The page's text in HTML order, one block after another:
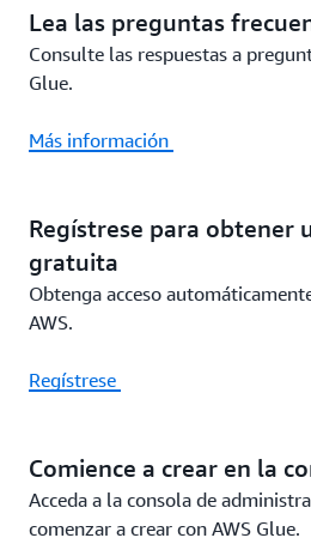
Lea las preguntas
Consulte las respuestas a
Glue.
Más información
Regístrese para obtener
gratuita
Obtenga acceso
AWS.
Regístrese
Comience a crear en la
Acceda a la consola de
comenzar a crear con AWS Glue.